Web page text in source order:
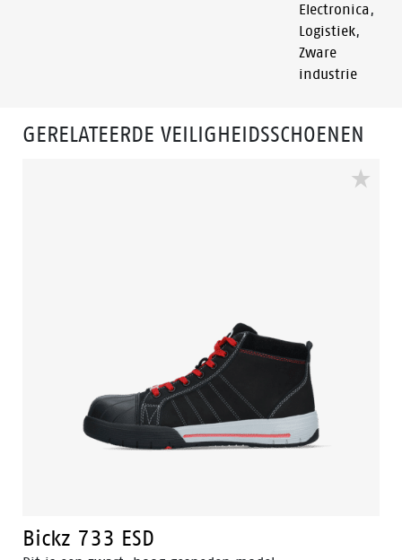
Electronica,
Logistiek,
Zware
industrie
GERELATEERDE VEILIGHEIDSSCHOENEN
Bickz 733 ESD